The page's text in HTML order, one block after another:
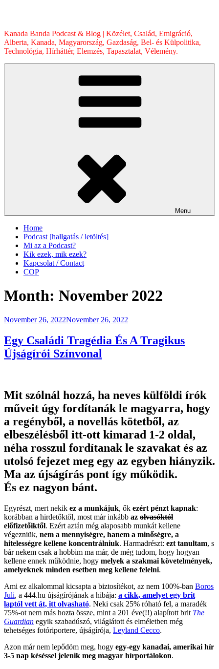
Kanada Banda Podcast & Blog | Közélet, Család, Emigráció,
Alberta, Kanada, Magyarország, Gazdaság, Bel- és Külpolitika,
Technológia, Hírháttér, Elemzés, Tapasztalat, Vélemény.
Menu
Home
Podcast [hallgatás / letöltés]
Mi az a Podcast?
Kik ezek, mik ezek?
Kapcsolat / Contact
COP
Month: November 2022
Posted
November 26, 2022November 26, 2022
Egy Családi Tragédia És A Tragikus
Újságírói Színvonal
Mit szólnál hozzá, ha neves külföldi írók
műveit úgy fordítanák le magyarra, hogy
a regényből, a novellás kötetből, az
elbeszélésből itt-ott kimarad 1-2 oldal,
néha rosszul fordítanak le szavakat és az
utolsó fejezet meg egy az egyben hiányzik.
Ma az újságírás pont így működik.
És ez nagyon bánt.
Egyrészt, mert nekik ez a munkájuk, ők ezért pénzt kapnak:
korábban a hirdetőktől, most már inkább az olvasóktól
előfizetőiktől. Ezért aztán még alaposabb munkát kellene
végezniük, nem a mennyiségre, hanem a minőségre, a
hitelességre kellene koncentrálniuk. Harmadrészt: ezt tanultam, s
bár nekem csak a hobbim ma már, de még tudom, hogy hogyan
kellene ennek működnie, hogy melyek a szakmai követelmények,
amelyeknek minden esetben meg kellene felelni.
Ami ez alkalommal kicsapta a biztosítékot, az nem 100%-ban Boros
Juli, a 444.hu újságírójának a hibája: a cikk, amelyet egy brit
laptól vett át, itt olvasható. Neki csak 25% róható fel, a maradék
75%-ot nem más hozta össze, mint a 201 éve(!!) alapított brit The
Guardian egyik szabadúszó, világlátott és elméletben még
tehetséges fotóriportere, újságírója, Leyland Cecco.
Azon már nem lepődöm meg, hogy egy-egy kanadai, amerikai hír
3-5 nap késéssel jelenik meg magyar hírportálokon.